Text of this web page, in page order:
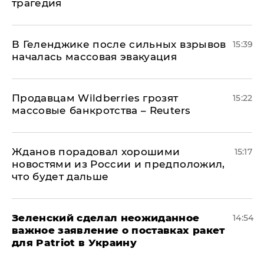
трагедия
В Геленджике после сильных взрывов
началась массовая эвакуация
15:39
Продавцам Wildberries грозят
массовые банкротства – Reuters
15:22
Жданов порадовал хорошими
новостями из России и предположил,
что будет дальше
15:17
Зеленский сделал неожиданное
важное заявление о поставках ракет
для Patriot в Украину
14:54